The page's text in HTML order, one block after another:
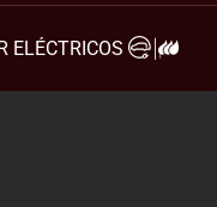
ELÉCTRICOS